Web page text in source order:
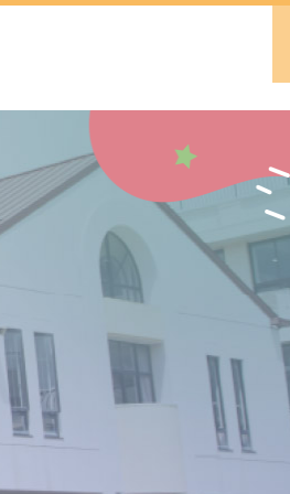
入園案内
入園説明会・イベント
園児募集要項
未就園児体験教室
個人情報保護方針